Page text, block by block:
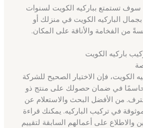
سوف تستمتع بباركيه الكويت لسنوات
الباركيه الكويت في منزلك أو
من الفخامة والأناقة على المكان.
باركيه الكويت
الكويت، فإن الاختيار الصحيح للشركة
في ضمان حصولك على منتج ذو
من الأفضل البحث والاستعلام عن
في تركيب الباركيه. يمكنك قراءة
والاطلاع على أعمالهم السابقة لتقييم